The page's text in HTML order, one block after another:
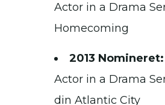
Actor in a Drama
Homecoming
2013 Nomineret:
Actor in a Drama
din Atlantic City